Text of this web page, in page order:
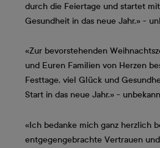
durch die Feiertage und startet
Gesundheit in das neue Jahr.» -
«Zur bevorstehenden
und Euren Familien von Herzen
Festtage, viel Glück und
Start in das neue Jahr.» -
«Ich bedanke mich ganz herzlich
entgegengebrachte Vertrauen